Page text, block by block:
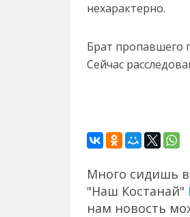
нехарактерно.
Брат пропавшего
Сейчас
Много сидишь в
"Наш Костанай"
нам новость